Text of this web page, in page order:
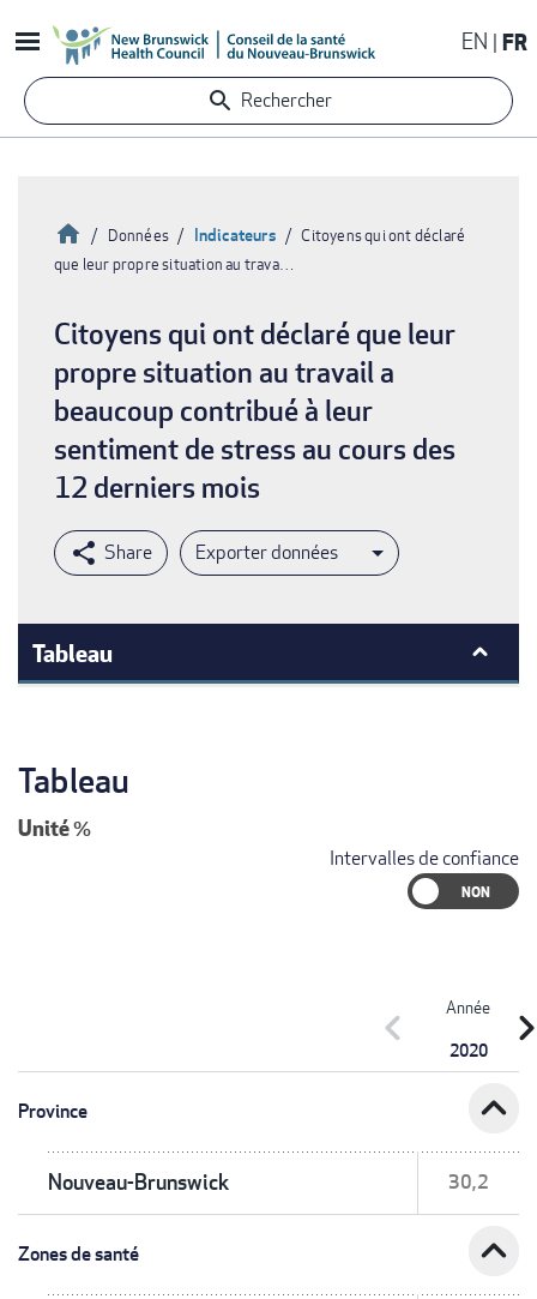
au
contenu
principal
EN FR
Rechercher
Fil
d'Ariane
Accueil
Données Indicateurs
Citoyens qui ont déclaré
que leur propre situation au trava…
Citoyens qui ont déclaré que leur
propre situation au travail a
beaucoup contribué à leur
sentiment de stress au cours des
12 derniers mois
Exporter données
Tableau
Tableau
Unité%
Intervalles de confiance
Année
2020
chevron_left
Province expand_less
Nouveau-Brunswick 30,2
Zones de santé expand_less